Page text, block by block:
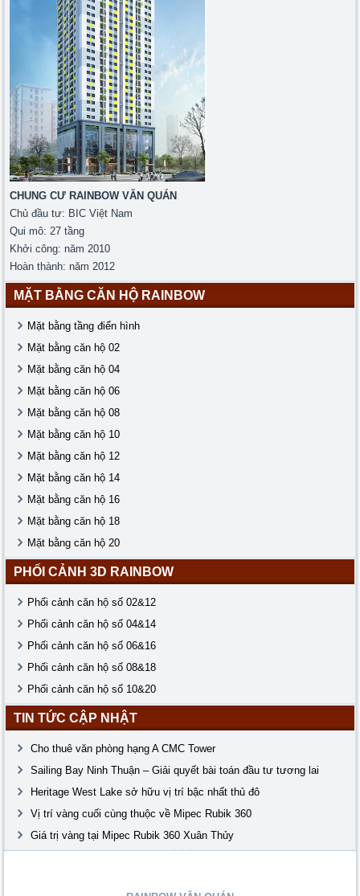
CHUNG CƯ RAINBOW VĂN QUÁN
Chủ đầu tư: BIC Việt Nam
Qui mô: 27 tầng
Khởi công: năm 2010
Hoàn thành: năm 2012
MẶT BẰNG CĂN HỘ RAINBOW
Mặt bằng tầng điển hình
Mặt bằng căn hộ 02
Mặt bằng căn hộ 04
Mặt bằng căn hộ 06
Mặt bằng căn hộ 08
Mặt bằng căn hộ 10
Mặt bằng căn hộ 12
Mặt bằng căn hộ 14
Mặt bằng căn hộ 16
Mặt bằng căn hộ 18
Mặt bằng căn hộ 20
PHỐI CẢNH 3D RAINBOW
Phối cảnh căn hộ số 02&12
Phối cảnh căn hộ số 04&14
Phối cảnh căn hộ số 06&16
Phối cảnh căn hộ số 08&18
Phối cảnh căn hộ số 10&20
TIN TỨC CẬP NHẬT
Cho thuê văn phòng hạng A CMC Tower
Sailing Bay Ninh Thuận – Giải quyết bài toán đầu tư tương lai
Heritage West Lake sở hữu vị trí bậc nhất thủ đô
Vị trí vàng cuối cùng thuộc về Mipec Rubik 360
Giá trị vàng tại Mipec Rubik 360 Xuân Thủy